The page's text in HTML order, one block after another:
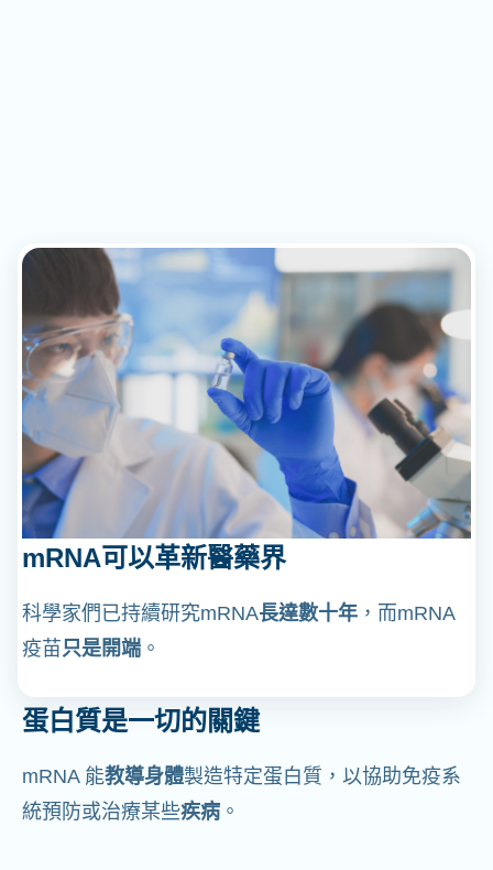
mRNA可以革新醫藥界
科學家們已持續研究mRNA長達數十年 ，而mRNA
疫苗只是開端 。
蛋白質是一切的關鍵
mRNA 能教導身體製造特定蛋白質，以協助免疫系
統預防或治療某些疾病 。